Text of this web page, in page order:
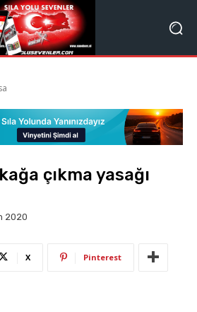
çıkma yasağı
2020
X Pinterest